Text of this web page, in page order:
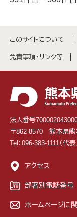
このサイトについて
免責事項・リンク等
法人番号
〒862-8570 熊本県熊
Tel：096-383-1111（代表
アクセス
部署別電話番号
ホームページに